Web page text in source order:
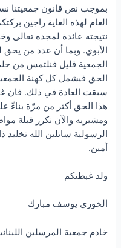
بموجب نص قانون جمعيتنا
العام لهذه الغاية راجين
نتيجته عائدة لمجده تعالى
الأبوي. وبما أن عدد من يحق
الجمعية قليل فنلتمس من
الحق فيشمل كل كهنة
سبقت العادة في ذلك. فان
هذا الحق أكثر من مرّة بناءً
ومشيريه والآن نكرر قبلة
الرسولية سائلين الله تخليد
أمين.
ولد غبطتكم
الخوري يوسف مبارك
خادم جمعية المرسلين